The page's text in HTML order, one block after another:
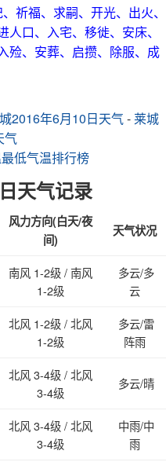
祈福、求嗣、开光、出火、
口、入宅、移徙、安床、
殓、安葬、启攒、除服、成
2016年6月10日天气-莱城
气
低气温排行榜
天气记录
风力方向(白天/夜
间)
天气状况
南风 1-2级 / 南风
1-2级
多云/多
云
北风 1-2级 / 北风
1-2级
多云/雷
阵雨
北风 3-4级 / 北风
3-4级
多云/晴
北风 3-4级 / 北风
3-4级
中雨/中
雨